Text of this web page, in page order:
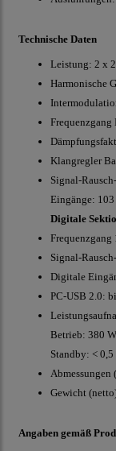
Technische Daten
Leistung: 2 x
Harmonische
Klangregler
Signal-
Eingänge: 103
Digitale
Frequenzgang
Signal-
Digitale
PC-USB 2.0:
Betrieb: 380
Standby: < 0,5
Gewicht
Angaben gemäß